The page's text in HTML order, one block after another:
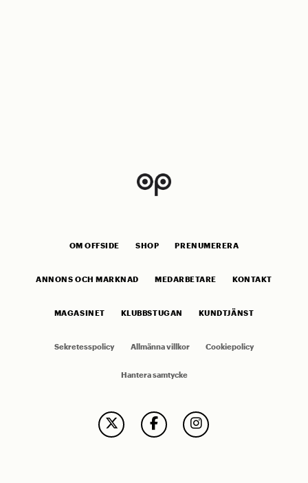
OM OFFSIDE SHOP PRENUMERERA
ANNONS OCH MARKNAD MEDARBETARE KONTAKT
MAGASINET KLUBBSTUGAN KUNDTJÄNST
Sekretesspolicy Allmänna villkor Cookiepolicy
Hantera samtycke